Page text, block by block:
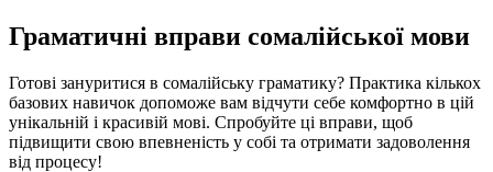
Граматичні вправи сомалійської мови
Готові зануритися в сомалійську граматику? Практика кількох
базових навичок допоможе вам відчути себе комфортно в цій
унікальній і красивій мові. Спробуйте ці вправи, щоб
підвищити свою впевненість у собі та отримати задоволення
від процесу!